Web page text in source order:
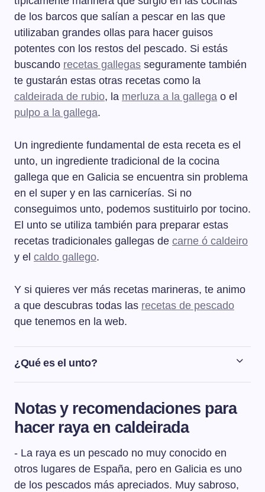
de los barcos que salían a pescar en las que
utilizaban grandes ollas para hacer guisos
potentes con los restos del pescado. Si estás
buscando recetas gallegas seguramente también
te gustarán estas otras recetas como la
caldeirada de rubio, la merluza a la gallega o el
pulpo a la gallega.
Un ingrediente fundamental de esta receta es el
unto, un ingrediente tradicional de la cocina
gallega que en Galicia se encuentra sin problema
en el super y en las carnicerías. Si no
conseguimos unto, podemos sustituirlo por tocino.
El unto se utiliza también para preparar estas
recetas tradicionales gallegas de carne ó caldeiro
y el caldo gallego.
Y si quieres ver más recetas marineras, te animo
a que descubras todas las recetas de pescado
que tenemos en la web.
¿Qué es el unto?
El unto es la grasa blanca que recubre las tripas del
enrrollado sobre sí mismo, con sal gorda y después de
que se ahuma, se deja curar adquiriendo su
característico tono amarillento. Cuando está bien curado
es cuando se utiliza en ciertos platos gallegos, en
especial para preparar la carne ó caldeiro y para
sazonar el caldo gallego.
Notas y recomendaciones para
hacer raya en caldeirada
- La raya es un pescado no muy conocido en
otros lugares de España, pero en Galicia es uno
de los pescados más apreciados. Muy sabroso,